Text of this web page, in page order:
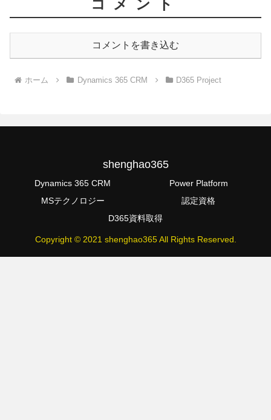
コメント
コメントを書き込む
ホーム Dynamics 365 CRM D365 Project
shenghao365
Dynamics 365 CRM
Power Platform
MSテクノロジー
認定資格
D365資料取得
Copyright © 2021 shenghao365 All Rights Reserved.